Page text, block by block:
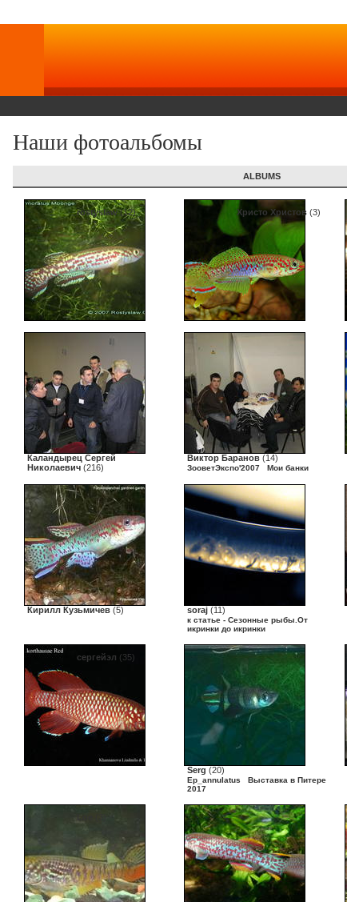
Наши фотоальбомы
ALBUMS
rostyslaw(12) Христо Христов (3)
Каландырец Сергей
Николаевич (216)
Виктор Баранов (14)
ЗооветЭкспо'2007 Мои банки
Кирилл Кузьмичев (5) soraj (11)
к статье - Сезонные рыбы.От
икринки до икринки
сергейэл (35)
Serg (20)
Ep_annulatus
Выставка в Питере
2017